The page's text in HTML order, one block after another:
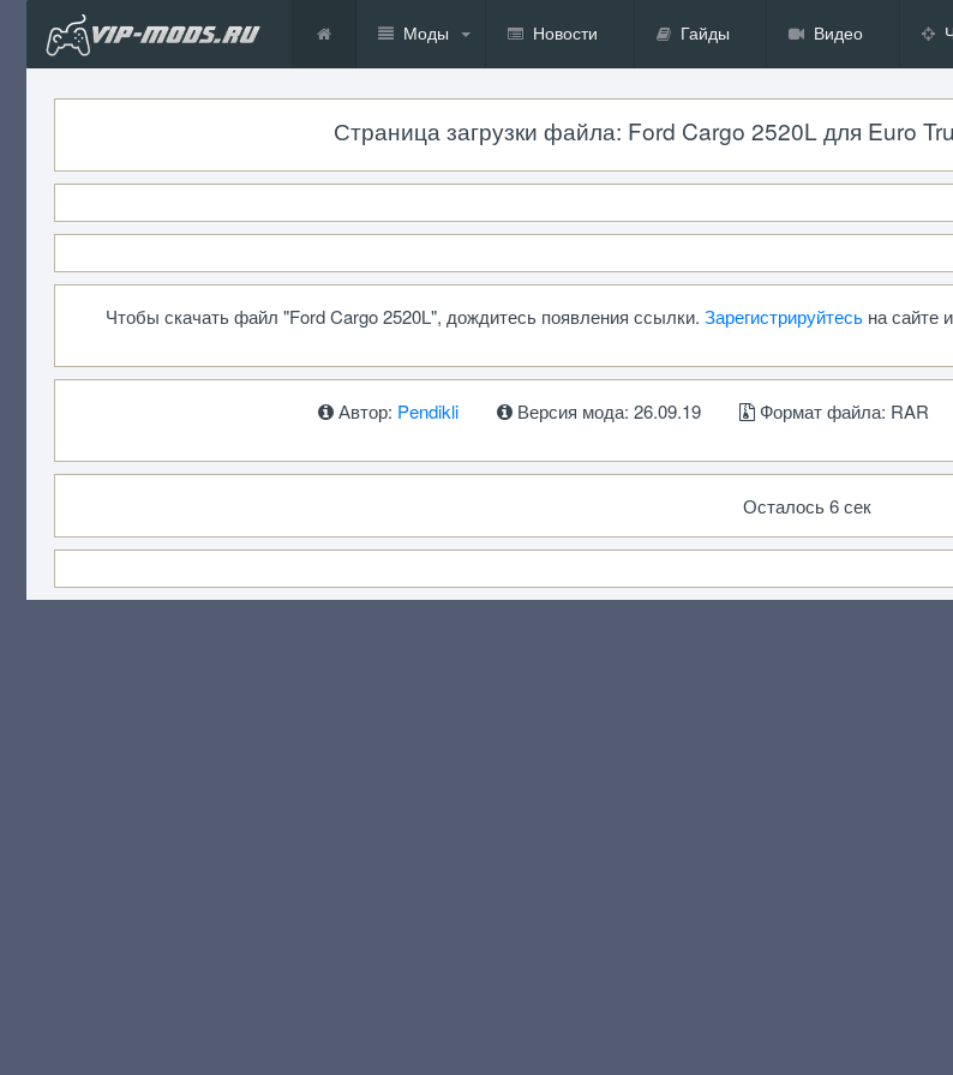
Моды Новости Гайды Видео
Страница загрузки файла: Ford Cargo 2520L для Euro
Чтобы скачать файл "Ford Cargo 2520L", дождитесь появления ссылки. Зарегистрируйтесь на сайте
Автор: Pendikli Версия мода: 26.09.19 Формат файла: RAR
Осталось 6 сек